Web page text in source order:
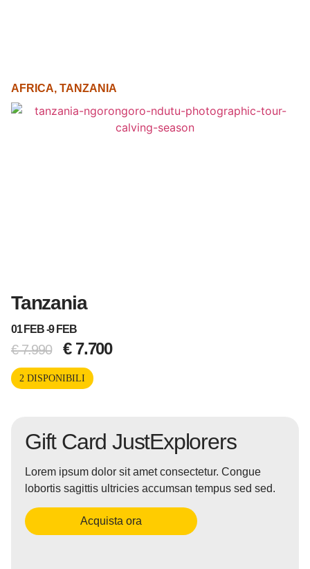
AFRICA, TANZANIA
Tanzania
01 FEB -9 FEB
€7.990 €7.700
2 DISPONIBILI
Gift Card JustExplorers
Lorem ipsum dolor sit amet consectetur. Congue
lobortis sagittis ultricies accumsan tempus sed sed.
Acquista ora